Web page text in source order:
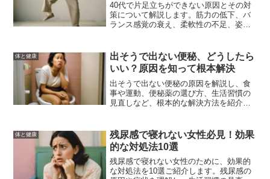
40代で片足立ちができない原因とその対
策について解説します。筋力の低下、バ
ランス感覚の衰え、柔軟性の不足、姿勢
て、片足立ちを克服しましょう。
体と健康
出そうで出ない便秘、どうしたら
いい？原因を知って根本解決
出そうで出ない便秘の原因を解説し、食
事や運動、便秘薬の選び方、生活習慣の
見直しなど、根本的な解決方法を紹介し
体と健康
残尿感で寝れない女性必見！効果
的な対処法10選
残尿感で寝れない女性のために、効果的
な対処法を10選ご紹介します。残尿感の